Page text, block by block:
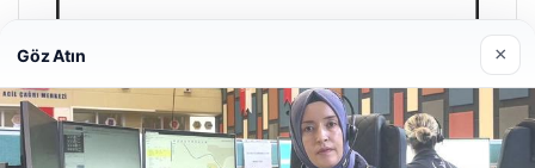
Enes Kaplan Avukatlık Bürosu
28/04/2026
Göz Atın ×